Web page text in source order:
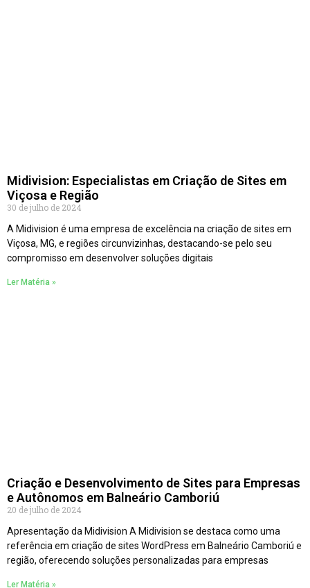
Midivision: Especialistas em Criação de Sites em
Viçosa e Região
30 de julho de 2024
A Midivision é uma empresa de excelência na criação de sites em
Viçosa, MG, e regiões circunvizinhas, destacando-se pelo seu
compromisso em desenvolver soluções digitais
Ler Matéria »
Criação e Desenvolvimento de Sites para Empresas
e Autônomos em Balneário Camboriú
20 de julho de 2024
Apresentação da Midivision A Midivision se destaca como uma
referência em criação de sites WordPress em Balneário Camboriú e
região, oferecendo soluções personalizadas para empresas
Ler Matéria »